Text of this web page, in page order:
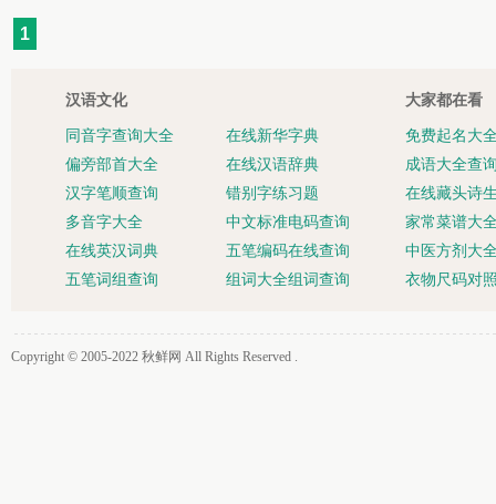
1
汉语文化
同音字查询大全
在线新华字典
偏旁部首大全
在线汉语辞典
汉字笔顺查询
错别字练习题
多音字大全
中文标准电码查询
在线英汉词典
五笔编码在线查询
五笔词组查询
组词大全组词查询
大家都在看
免费起名大
成语大全查
在线藏头诗
家常菜谱大
中医方剂大
衣物尺码对
Copyright © 2005-2022 秋鲜网 All Rights Reserved .